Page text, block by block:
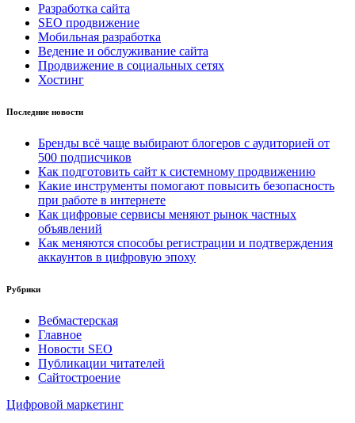
Разработка сайта
SEO продвижение
Мобильная разработка
Ведение и обслуживание сайта
Продвижение в социальных сетях
Хостинг
Последние новости
Бренды всё чаще выбирают блогеров с аудиторией от
500 подписчиков
Как подготовить сайт к системному продвижению
Какие инструменты помогают повысить безопасность
при работе в интернете
Как цифровые сервисы меняют рынок частных
объявлений
Как меняются способы регистрации и подтверждения
аккаунтов в цифровую эпоху
Рубрики
Вебмастерская
Главное
Новости SEO
Публикации читателей
Сайтостроение
Цифровой маркетинг